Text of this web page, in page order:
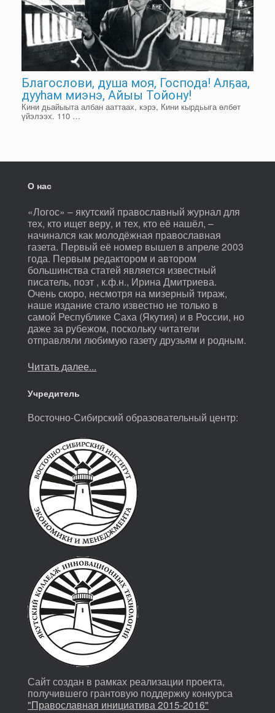
Благослови, душа моя, Господа! Алҕаа,
дууһам миэнэ, Айыы Тойону!
Кини дьайыыта албан ааттаах, кэрэ, Кини кырдьыга өлбөт
үйэлээх. 110 …
О нас
«Логос» – якутский православный журнал для
тех, кто ищет веру, и тех, кто её нашёл, –
начинался как молодёжная православная
газета. Первый её номер вышел в апреле 2003
года. Первым редактором и автором
большинства статей является известный
писатель, поэт , к.ф.н., Ирина Дмитриева.
Очень скоро, несмотря на мизерный тираж,
наше издание стало известно не только в
самой Республике Саха (Якутия) и в России, но
даже за рубежом, поскольку читатели
отправляли любимую газету друзьям и родным.
Читать далее...
Учредитель
Восточно-Сибирский образовательный центр:
Сайт создан в рамках реализации проекта,
получившего грантовую поддержку конкурса
"Православная инициатива 2015-2016"